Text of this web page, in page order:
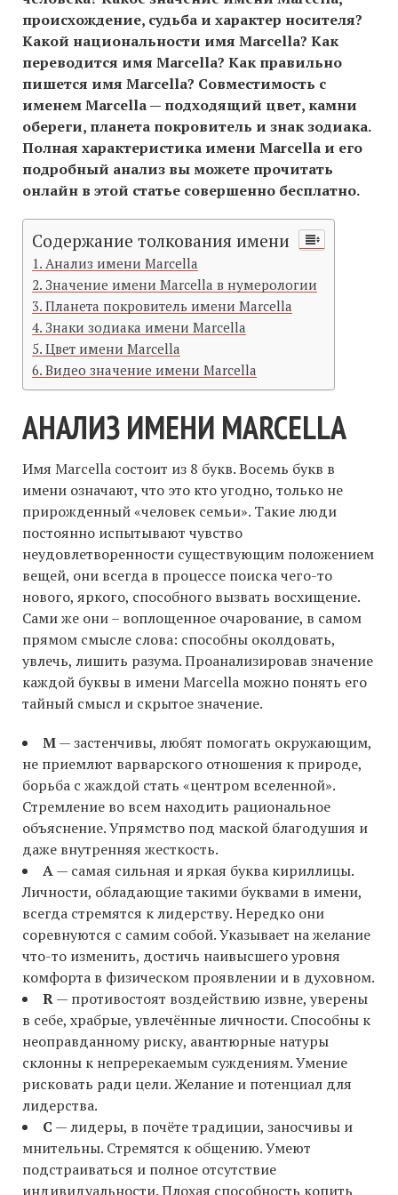
происхождение, судьба и характер носителя?
Какой национальности имя Marcella? Как
переводится имя Marcella? Как правильно
пишется имя Marcella? Совместимость c
именем Marcella — подходящий цвет, камни
обереги, планета покровитель и знак зодиака.
Полная характеристика имени Marcella и его
подробный анализ вы можете прочитать
онлайн в этой статье совершенно бесплатно.
Содержание толкования имени
Анализ имени Marcella
Значение имени Marcella в нумерологии
Планета покровитель имени Marcella
Знаки зодиака имени Marcella
Цвет имени Marcella
Видео значение имени Marcella
АНАЛИЗ ИМЕНИ MARCELLA
Имя Marcella состоит из 8 букв. Восемь букв в
имени означают, что это кто угодно, только не
прирожденный «человек семьи». Такие люди
постоянно испытывают чувство
неудовлетворенности существующим положением
вещей, они всегда в процессе поиска чего-то
нового, яркого, способного вызвать восхищение.
Сами же они – воплощенное очарование, в самом
прямом смысле слова: способны околдовать,
увлечь, лишить разума. Проанализировав значение
каждой буквы в имени Marcella можно понять его
тайный смысл и скрытое значение.
M— застенчивы, любят помогать окружающим,
не приемлют варварского отношения к природе,
борьба с жаждой стать «центром вселенной».
Стремление во всем находить рациональное
объяснение. Упрямство под маской благодушия и
даже внутренняя жесткость.
A— самая сильная и яркая буква кириллицы.
Личности, обладающие такими буквами в имени,
всегда стремятся к лидерству. Нередко они
соревнуются с самим собой. Указывает на желание
что-то изменить, достичь наивысшего уровня
комфорта в физическом проявлении и в духовном.
R— противостоят воздействию извне, уверены
в себе, храбрые, увлечённые личности. Способны к
неоправданному риску, авантюрные натуры
склонны к непререкаемым суждениям. Умение
рисковать ради цели. Желание и потенциал для
лидерства.
C — лидеры, в почёте традиции, заносчивы и
мнительны. Стремятся к общению. Умеют
подстраиваться и полное отсутствие
индивидуальности. Плохая способность копить